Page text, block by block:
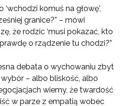
‘wchodzi komuś na głowę’,
granice?” – mówi
że rodzic ‘musi pokazać, kto
o rządzenie tu chodzi?”
debata o wychowaniu zbyt
– albo bliskość, albo
wiemy, że twardość
w parze z empatią wobec